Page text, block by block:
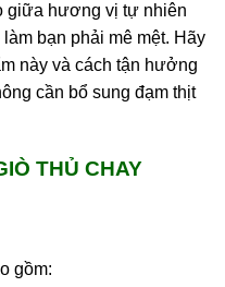
giữa hương vị tự nhiên
bạn phải mê mệt. Hãy
này và cách tận hưởng
cần bổ sung đạm thịt
THỦ CHAY
gồm: